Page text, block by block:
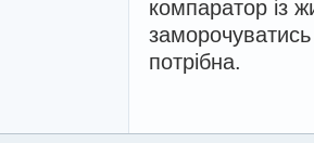
компаратор із
потрібна.